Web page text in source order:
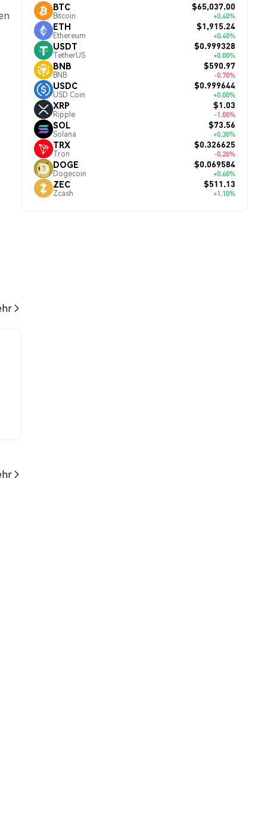
BTC
Bitcoin
$65,037.00
+0.40%
ETH
Ethereum
$1,915.24
+0.40%
USDT
TetherUS
$0.999328
+0.00%
BNB
BNB
$590.97
-0.70%
USDC
USD Coin
$0.999644
+0.00%
XRP
Ripple
$1.03
-1.00%
SOL
Solana
$73.56
+0.30%
TRX
Tron
$0.326625
-0.20%
DOGE
Dogecoin
$0.069584
+0.60%
ZEC
Zcash
$511.13
+1.10%